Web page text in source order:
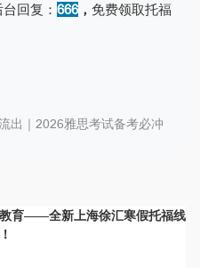
台回复： 666 ， 免费领取托福
出｜2026雅思考试备考必冲
育——全新上海徐汇寒假托福线